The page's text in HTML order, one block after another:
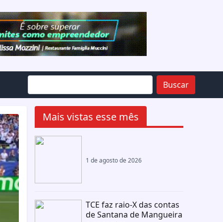
Buscar
Mais vistas esse mês
1 de agosto de 2026
TCE faz raio-X das contas
de Santana de Mangueira